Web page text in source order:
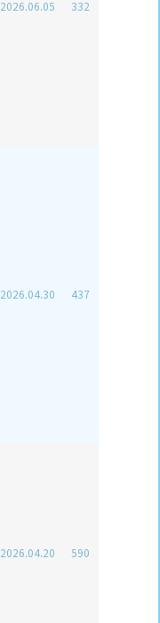
2026.06.05 332
2026.04.30 437
2026.04.20 590